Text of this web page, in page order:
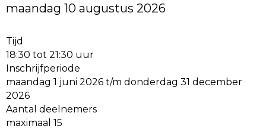
maandag 10 augustus 2026
Tijd
18:30 tot 21:30 uur
Inschrijfperiode
maandag 1 juni 2026 t/m donderdag 31 december
2026
Aantal deelnemers
maximaal 15